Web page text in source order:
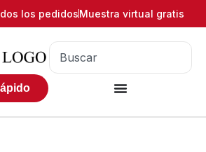
los pedidosMuestra virtual gratis